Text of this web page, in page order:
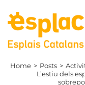
content
Home Posts
L’estiu dels